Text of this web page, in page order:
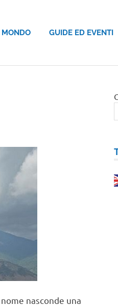
GUIDE ED EVENTI
nasconde una